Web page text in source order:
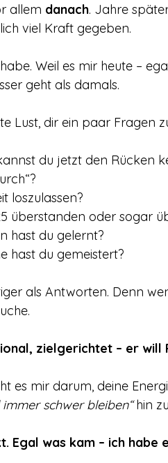
allem danach. Jahre
viel Kraft gegeben.
Weil es mir heute –
geht als damals.
Lust, dir ein paar Fragen
du jetzt den Rücken
loszulassen?
überstanden oder sogar
hast du gelernt?
hast du gemeistert?
als Antworten. Denn
zielgerichtet – er will
es mir darum, deine
schwer bleiben“ hin zu
Egal was kam – ich habe